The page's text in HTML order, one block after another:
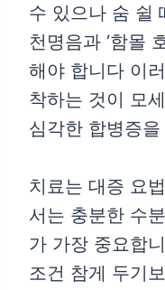
수 있으나 숨 쉴
천명음과 ‘함몰
해야 합니다 이
착하는 것이 모
심각한 합병증
치료는 대증 요
서는 충분한 수
가 가장 중요합
조건 참게 두기